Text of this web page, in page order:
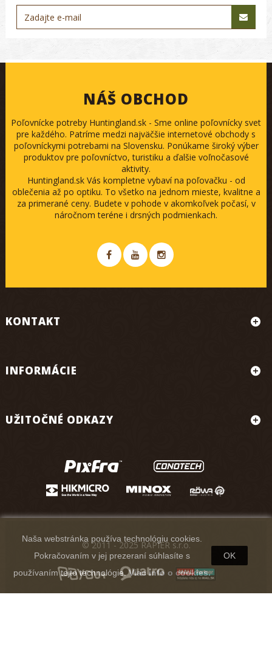
NÁŠ OBCHOD
Poľovnícke potreby Huntingland.sk - Sme online poľovnícky svet
pre každého. Patríme medzi najväčšie internetové obchody s
poľovníckymi potrebami na Slovensku. Ponúkame široký výber
produktov pre poľovníctvo, turistiku a ďalšie voľnočasové
aktivity.
Huntingland.sk Vás kompletne vybaví na poľovačku - od
oblečenia až po optiku. To všetko na jednom mieste, kvalitne a
za primerané ceny. Budete v pohode v akomkoľvek počasí, v
náročnom teréne i drsných podmienkach.
KONTAKT
INFORMÁCIE
UŽITOČNÉ ODKAZY
Naša webstránka používa technológiu cookies.
Pokračovaním v jej prezeraní súhlasíte s
používaním tejto technológie.Viac info o cookies.
OK
© 2011 - 2025 RAPIER s.r.o.